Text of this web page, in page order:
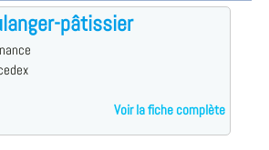
pâtissier
Voir la fiche complète